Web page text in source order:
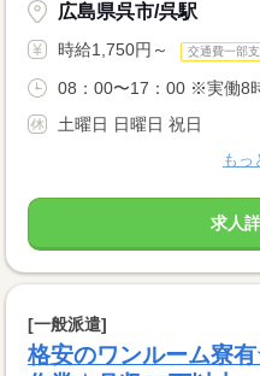
広島県呉市/呉駅
時給1,750円～ 交通費一部
08：00〜17：00 ※実働8
土曜日 日曜日 祝日
もっ
求人
[一般派遣]
格安のワンルーム寮